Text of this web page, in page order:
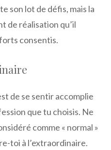
son lot de défis, mais la
de réalisation qu’il
consentis.
de se sentir accomplie
que tu choisis. Ne
comme « normal »
toi à l’extraordinaire.